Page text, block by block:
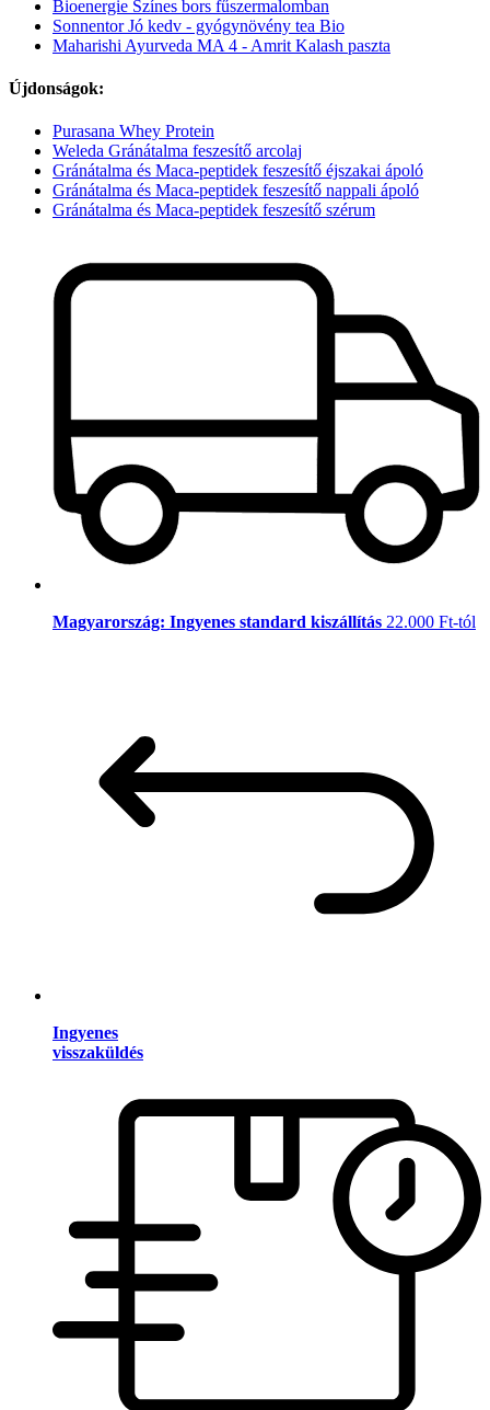
Bioenergie Színes bors fűszermalomban
Sonnentor Jó kedv - gyógynövény tea Bio
Maharishi Ayurveda MA 4 - Amrit Kalash paszta
Újdonságok:
Purasana Whey Protein
Weleda Gránátalma feszesítő arcolaj
Gránátalma és Maca-peptidek feszesítő éjszakai ápoló
Gránátalma és Maca-peptidek feszesítő nappali ápoló
Gránátalma és Maca-peptidek feszesítő szérum
Magyarország: Ingyenes standard kiszállítás 22.000 Ft-tól
Ingyenes
visszaküldés